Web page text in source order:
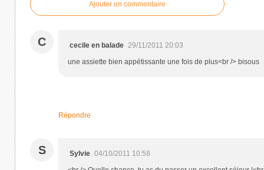
Ajouter un commentaire
C cecile en balade 29/11/2011 20:03
une assiette bien appétissante une fois de plus<br /> bisous
Répondre
S Sylvie 04/10/2011 10:58